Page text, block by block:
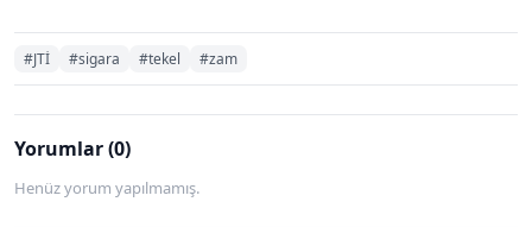
#JTİ #sigara #tekel #zam
Yorumlar (0)
Henüz yorum yapılmamış.